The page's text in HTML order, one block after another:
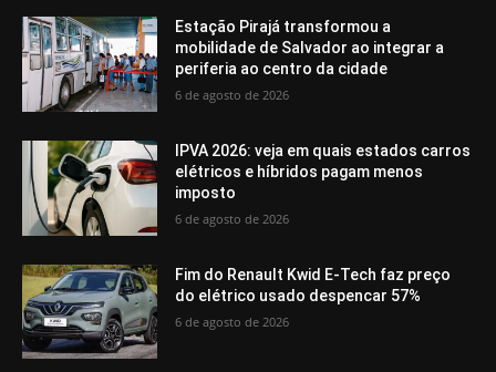
Estação Pirajá transformou a
mobilidade de Salvador ao integrar a
periferia ao centro da cidade
6 de agosto de 2026
IPVA 2026: veja em quais estados carros
elétricos e híbridos pagam menos
imposto
6 de agosto de 2026
Fim do Renault Kwid E-Tech faz preço
do elétrico usado despencar 57%
6 de agosto de 2026